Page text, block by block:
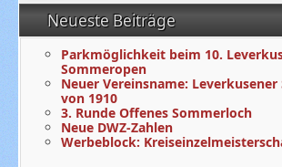
Neueste Beiträge
Parkmöglichkeit beim 10.
Sommeropen
Neuer Vereinsname: Leverkusener
von 1910
3. Runde Offenes Sommerloch
Neue DWZ-Zahlen
Werbeblock: